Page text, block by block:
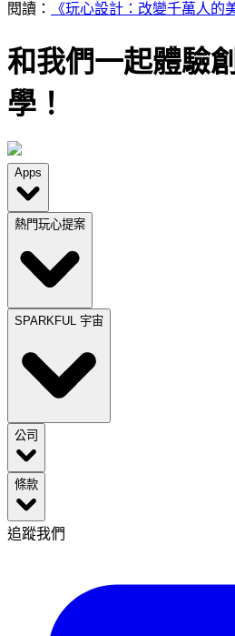
閱讀：
《玩心設計：改變千萬人的
和我們一起體驗
學！
Apps
熱門玩心提案
SPARKFUL 宇宙
公司
條款
追蹤我們